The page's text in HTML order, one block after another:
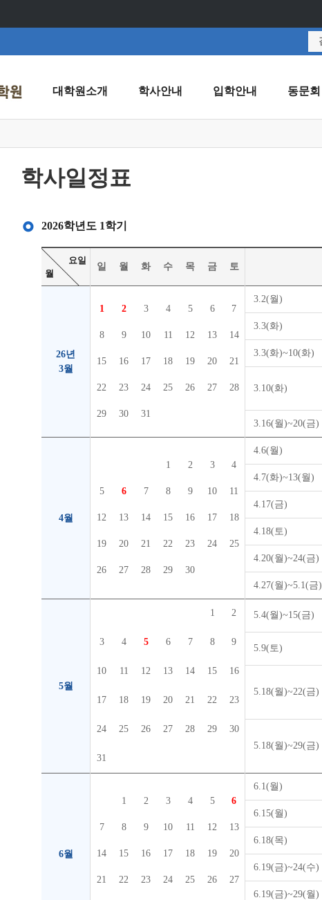
대학원소개 학사안내 입학안내 동문회
학사일정표
2026학년도 1학기
요일
월
일 월 화 수 목 금 토
26년
3월
1 2 3 4 5 6 7
8 9 10 11 12 13 14
15 16 17 18 19 20 21
22 23 24 25 26 27 28
29 30 31
3.2(월)
3.3(화)
3.3(화)~10(화)
3.10(화)
3.16(월)~20(금)
4월
1 2 3 4
5 6 7 8 9 10 11
12 13 14 15 16 17 18
19 20 21 22 23 24 25
26 27 28 29 30
4.6(월)
4.7(화)~13(월)
4.17(금)
4.18(토)
4.20(월)~24(금)
4.27(월)~5.1(금)
5월
1 2
3 4 5 6 7 8 9
10 11 12 13 14 15 16
17 18 19 20 21 22 23
24 25 26 27 28 29 30
31
5.4(월)~15(금)
5.9(토)
5.18(월)~22(금)
5.18(월)~29(금)
6월
1 2 3 4 5 6
7 8 9 10 11 12 13
14 15 16 17 18 19 20
21 22 23 24 25 26 27
6.1(월)
6.15(월)
6.18(목)
6.19(금)~24(수)
6.19(금)~29(월)